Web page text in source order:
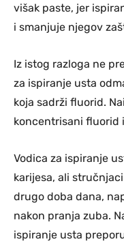
višak paste, jer
i smanjuje njegov
Iz istog razloga ne
za ispiranje usta
koja sadrži fluorid.
koncentrisani fluorid
Vodica za ispiranje
karijesa, ali
drugo doba dana,
nakon pranja zuba.
ispiranje usta